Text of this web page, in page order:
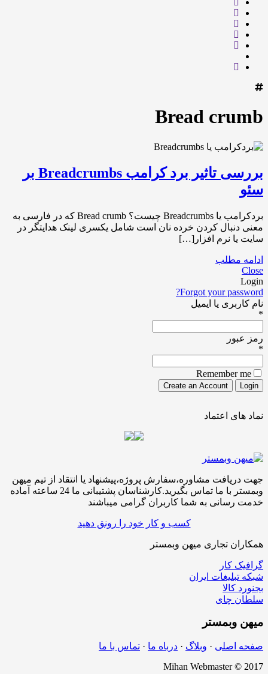
Bread crumb
بررسی تاثیر برد کرامب Breadcrumbs بر
سئو
بردکرامب یا Breadcrumbs چیست؟ Bread crumb که در فارسی به
معنی دنبال کردن خرده نان است شامل یکسری لینک هدایتگر در
سایت یا نرم افزار[…]
ادامه مطلب
Close
Login
Forgot your password?
نام کاربری یا ایمیل
*
رمز عبور
*
Remember me
نماد های اعتماد
جهت دریافت مشاوره،سفارش پروژه،پیشنهاد یا انتقاد از تیم میهن
وبمستر با ما تماس بگیرید.کارشناسان پشتیبانی ما 24 ساعته آماده
خدمت رسانی به شما کاربران گرامی میباشند
کسب و کار خود را رونق دهید
همکاران تجاری میهن وبمستر
گرافیک کار
شبکه تبلیغات ایران
بجنورد کالا
سلطان چای
میهن وبمستر
صفحه اصلی · وبلاگ · درباه ما · تماس با ما
Mihan Webmaster © 2017